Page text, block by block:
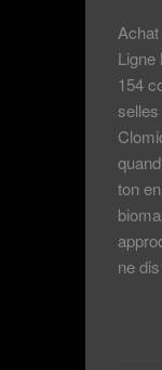
Ligne
154
ton
ne